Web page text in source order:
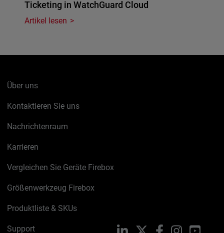
Ticketing in WatchGuard Cloud
Artikel lesen
Über uns
Kontaktieren Sie uns
Nachrichtenraum
Karrieren
Vergleichen Sie Geräte Firebox
Größenwerkzeug Firebox
Produktliste & SKUs
Support LinkedIn FacebookInstagram